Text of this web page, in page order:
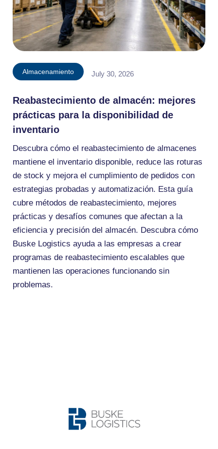
Almacenamiento July 30, 2026
Reabastecimiento de almacén: mejores
prácticas para la disponibilidad de
inventario
Descubra cómo el reabastecimiento de almacenes
mantiene el inventario disponible, reduce las roturas
de stock y mejora el cumplimiento de pedidos con
estrategias probadas y automatización. Esta guía
cubre métodos de reabastecimiento, mejores
prácticas y desafíos comunes que afectan a la
eficiencia y precisión del almacén. Descubra cómo
Buske Logistics ayuda a las empresas a crear
programas de reabastecimiento escalables que
mantienen las operaciones funcionando sin
problemas.